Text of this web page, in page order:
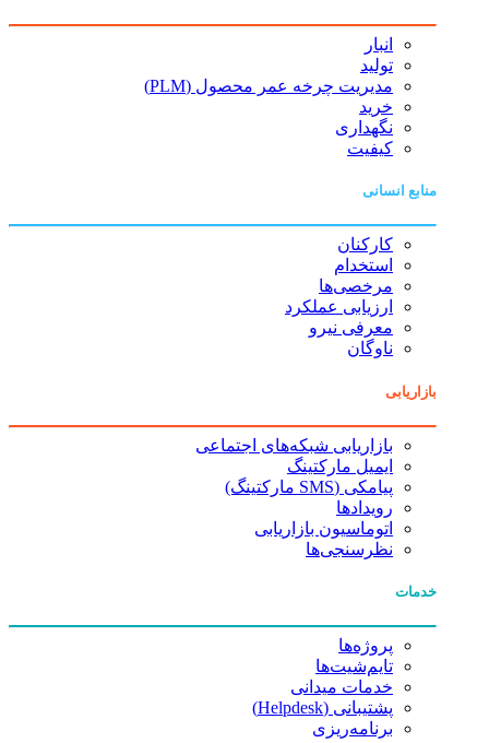
انبار
تولید
مدیریت چرخه عمر محصول (PLM)
خرید
نگهداری
کیفیت
منابع انسانی
کارکنان
استخدام
مرخصی‌ها
ارزیابی عملکرد
معرفی نیرو
ناوگان
بازاریابی
بازاریابی شبکه‌های اجتماعی
ایمیل مارکتینگ
پیامکی (SMS مارکتینگ)
رویدادها
اتوماسیون بازاریابی
نظرسنجی‌ها
خدمات
پروژه‌ها
تایم‌شیت‌ها
خدمات میدانی
پشتیبانی (Helpdesk)
برنامه‌ریزی